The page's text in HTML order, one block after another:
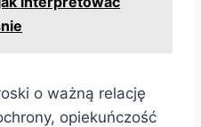
o ważną relację
opiekuńczość